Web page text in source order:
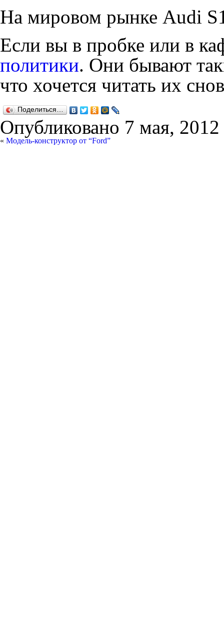
На мировом рынке Audi
Если вы в пробке или в
политики. Они бывают
что хочется читать их
Поделиться…
Опубликовано 7 мая,
« Модель-конструктор от “Ford”